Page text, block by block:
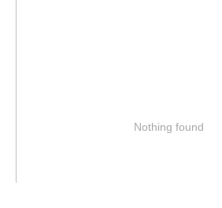
Nothing found